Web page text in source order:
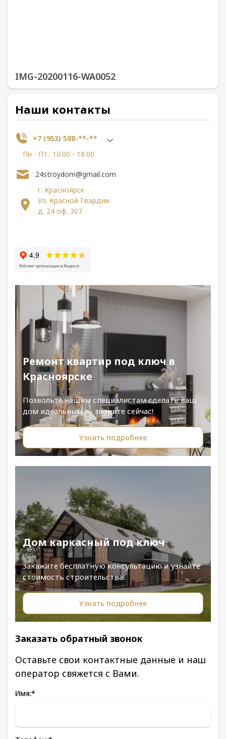
IMG-20200116-WA0052
Наши контакты
+7 (953) 588-**-**
Пн - Пт.: 10.00 - 18.00
г. Красноярск
Ул. Красной Гвардии
д. 24 оф. 307
24stroydom@gmail.com
Ремонт квартир под ключ в
Красноярске
Позвольте нашим специалистам сделать ваш
дом идеальным — звоните сейчас!
Узнать подробнее
Дом каркасный под ключ
Закажите бесплатную консультацию и узнайте
стоимость строительства!
Узнать подробнее
Заказать обратный звонок
Оставьте свои контактные данные и наш
оператор свяжется с Вами.
Имя:*